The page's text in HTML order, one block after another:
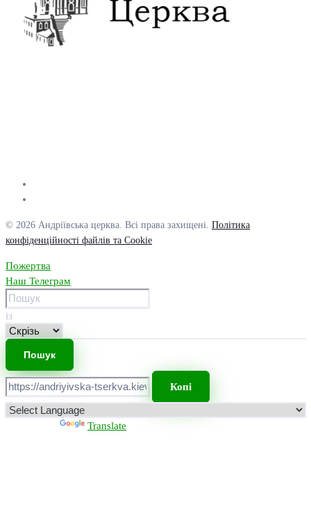
© 2026 Андріївська церква. Всі права захищені. Політика
конфіденційності файлів та Cookie
Пожертва
Наш Телеграм
із
Копі
Translate